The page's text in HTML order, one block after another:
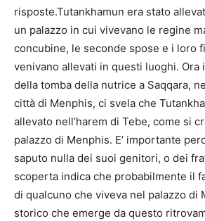
risposte.Tutankhamun era stato
un palazzo in cui vivevano le regine
concubine, le seconde spose e i loro
venivano allevati in questi luoghi. Ora
della tomba della nutrice a Saqqara,
città di Menphis, ci svela che
allevato nell’harem di Tebe, come si
palazzo di Menphis. E’ importante
saputo nulla dei suoi genitori, o dei
scoperta indica che probabilmente il
di qualcuno che viveva nel palazzo di
storico che emerge da questo